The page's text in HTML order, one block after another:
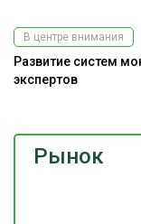
Рынок
В центре внимания
Развитие систем
экспертов